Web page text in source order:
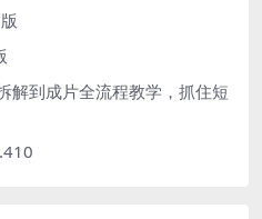
解到成片全流程教学，抓住短